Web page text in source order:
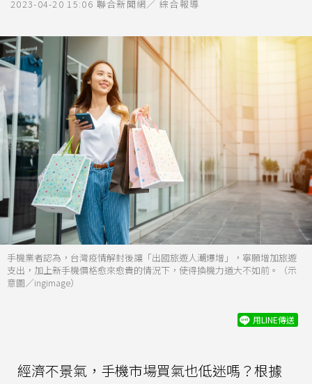
2023-04-20 15:06 聯合新聞網／ 綜合報導
手機業者認為，台灣疫情解封後讓「出國旅遊人潮爆增」，寧願增加旅遊
支出，加上新手機價格愈來愈貴的情況下，使得換機力道大不如前。（示
意圖／ingimage）
用LINE傳送
經濟不景氣，手機市場買氣也低迷嗎？根據